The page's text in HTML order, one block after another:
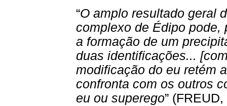
“O amplo resultado geral
complexo de Édipo pode,
a formação de um
duas identificações...
modificação do eu retém
confronta com os outros
eu ou superego”